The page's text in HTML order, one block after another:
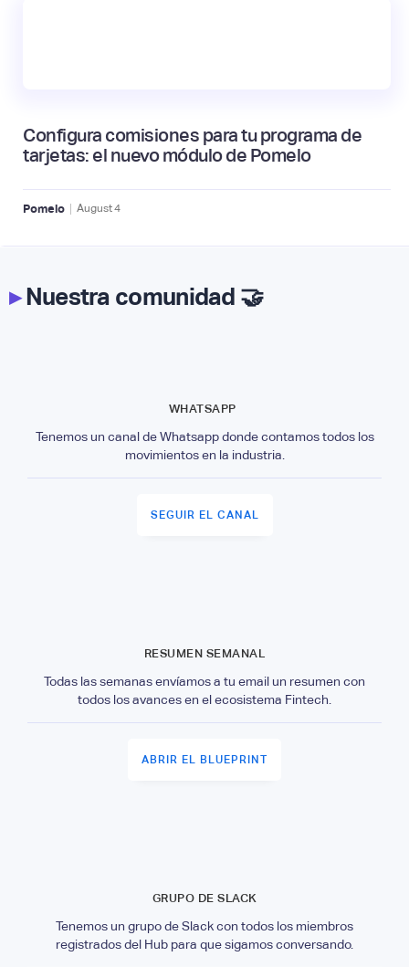
Configura comisiones para tu programa de
tarjetas: el nuevo módulo de Pomelo
Pomelo | August4
▸Nuestra comunidad 🤝
WHATSAPP
Tenemos un canal de Whatsapp donde contamos todos los
movimientos en la industria.
SEGUIR EL CANAL
RESUMEN SEMANAL
Todas las semanas envíamos a tu email un resumen con
todos los avances en el ecosistema Fintech.
ABRIR EL BLUEPRINT
GRUPO DE SLACK
Tenemos un grupo de Slack con todos los miembros
registrados del Hub para que sigamos conversando.